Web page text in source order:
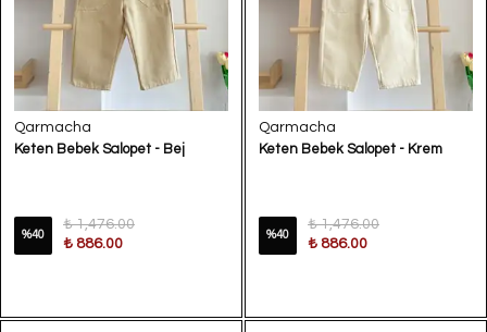
Qarmacha
Keten Bebek Salopet - Bej
%40
₺ 1,476.00
₺ 886.00
Qarmacha
Keten Bebek Salopet - Krem
%40
₺ 1,476.00
₺ 886.00